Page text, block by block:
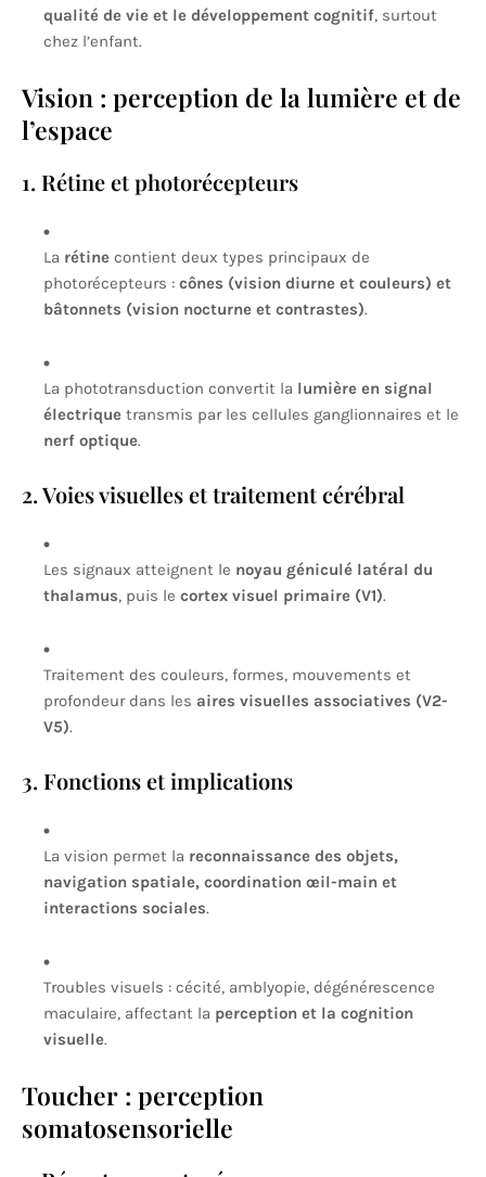
qualité de vie et le développement cognitif, surtout
chez l’enfant.
Vision : perception de la lumière et de
l’espace
1. Rétine et photorécepteurs
La rétine contient deux types principaux de
photorécepteurs : cônes (vision diurne et couleurs) et
bâtonnets (vision nocturne et contrastes).
La phototransduction convertit la lumière en signal
électrique transmis par les cellules ganglionnaires et le
nerf optique.
2. Voies visuelles et traitement cérébral
Les signaux atteignent le noyau géniculé latéral du
thalamus, puis le cortex visuel primaire (V1).
Traitement des couleurs, formes, mouvements et
profondeur dans les aires visuelles associatives (V2-
V5).
3. Fonctions et implications
La vision permet la reconnaissance des objets,
navigation spatiale, coordination œil-main et
interactions sociales.
Troubles visuels : cécité, amblyopie, dégénérescence
maculaire, affectant la perception et la cognition
visuelle.
Toucher : perception
somatosensorielle